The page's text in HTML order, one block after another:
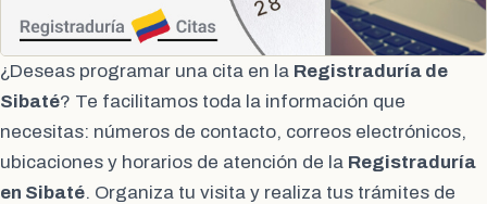
¿Deseas programar una cita en la Registraduría de
Sibaté? Te facilitamos toda la información que
necesitas: números de contacto, correos electrónicos,
ubicaciones y horarios de atención de la Registraduría
en Sibaté. Organiza tu visita y realiza tus trámites de